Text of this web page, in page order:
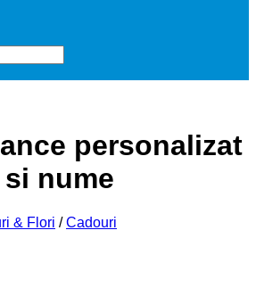
personalizat
nume
& Flori / Cadouri